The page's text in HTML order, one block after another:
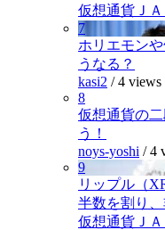
仮想通貨Ｊ
7
ホリエモン
うなる？
kasi2 /4 views
8
仮想通貨の
う！
noys-yoshi /4
9
リップル（
半数を割り、
仮想通貨Ｊ